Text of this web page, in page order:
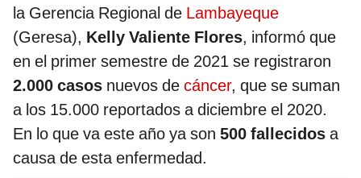
la Gerencia Regional de Lambayeque
(Geresa), Kelly Valiente Flores, informó que
en el primer semestre de 2021 se registraron
2.000 casos nuevos de cáncer, que se suman
a los 15.000 reportados a diciembre el 2020.
En lo que va este año ya son 500 fallecidos a
causa de esta enfermedad.